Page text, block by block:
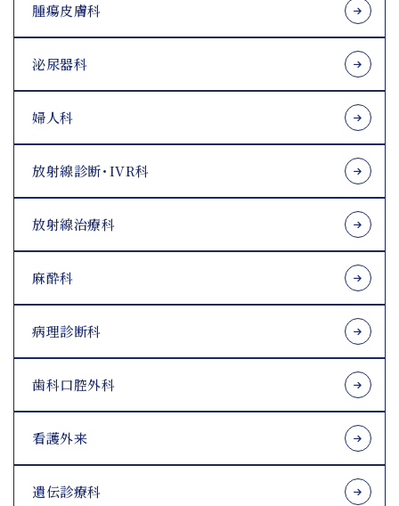
腫瘍皮膚科
泌尿器科
婦人科
放射線診断･IVR科
放射線治療科
麻酔科
病理診断科
歯科口腔外科
看護外来
遺伝診療科